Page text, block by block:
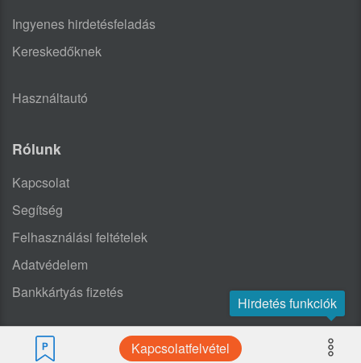
Kapcsolatfelvétel
Hirdetés funkciók
Ingyenes hirdetésfeladás
Kereskedőknek
Használtautó
Rólunk
Kapcsolat
Segítség
Felhasználási feltételek
Adatvédelem
Bankkártyás fizetés